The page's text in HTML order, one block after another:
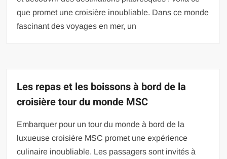
que promet une croisière inoubliable. Dans ce monde
fascinant des voyages en mer, un
Les repas et les boissons à bord de la
croisière tour du monde MSC
Embarquer pour un tour du monde à bord de la
luxueuse croisière MSC promet une expérience
culinaire inoubliable. Les passagers sont invités à